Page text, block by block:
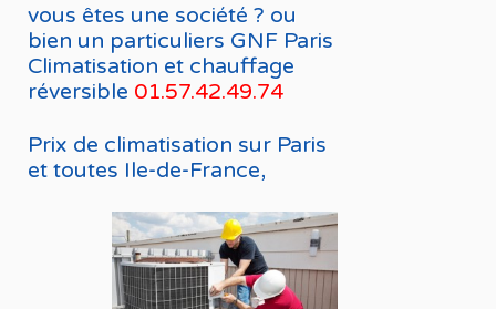
vous êtes une société ? ou
bien un particuliers GNF Paris
Climatisation et chauffage
réversible 01.57.42.49.74
Prix de climatisation sur Paris
et toutes Ile-de-France,